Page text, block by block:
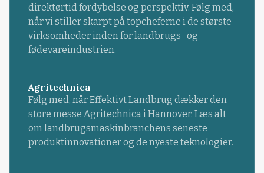
direktørtid fordybelse og perspektiv. Følg med,
når vi stiller skarpt på topcheferne i de største
virksomheder inden for landbrugs- og
fødevareindustrien.
Agritechnica
Følg med, når Effektivt Landbrug dækker den
store messe Agritechnica i Hannover. Læs alt
om landbrugsmaskinbranchens seneste
produktinnovationer og de nyeste teknologier.